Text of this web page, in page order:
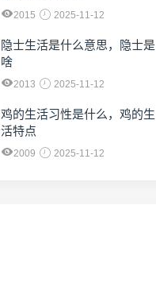
2015 2025-11-12
隐士生活是什么意思，隐士是
啥
2013 2025-11-12
鸡的生活习性是什么，鸡的生
活特点
2009 2025-11-12